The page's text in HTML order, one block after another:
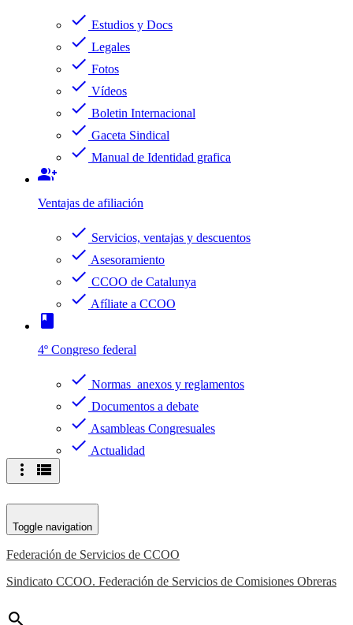
check Estudios y Docs
check Legales
check Fotos
check Vídeos
check Boletin Internacional
check Gaceta Sindical
check Manual de Identidad grafica
group_add
Ventajas de afiliación
check Servicios, ventajas y descuentos
check Asesoramiento
check CCOO de Catalunya
check Afíliate a CCOO
book
4º Congreso federal
check Normas anexos y reglamentos
check Documentos a debate
check Asambleas Congresuales
check Actualidad
more_vert view_list
Toggle navigation
Federación de Servicios de CCOO
Sindicato CCOO. Federación de Servicios de Comisiones Obreras
search